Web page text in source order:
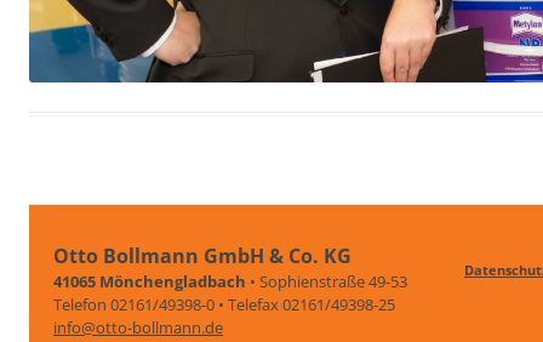
Otto Bollmann GmbH & Co. KG
41065 Mönchengladbach • Sophienstraße 49-53
Telefon 02161/49398-0 • Telefax 02161/49398-25
info@otto-bollmann.de